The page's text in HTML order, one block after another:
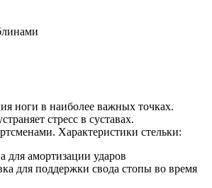
ноги в наиболее важных точках.
стресс в суставах.
Характеристики стельки:
для амортизации ударов
для поддержки свода стопы во время